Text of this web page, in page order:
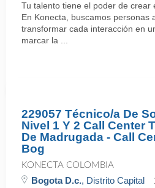
Tu talento tiene el poder de crear
En Konecta, buscamos personas
transformar cada interacción en
marcar la ...
229057 Técnico/a De
Nivel 1 Y 2 Call Center
De Madrugada - Call
Bog
KONECTA COLOMBIA
Bogota D.c., Distrito Capital